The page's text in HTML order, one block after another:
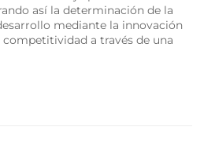
así la determinación de la
mediante la innovación
a través de una